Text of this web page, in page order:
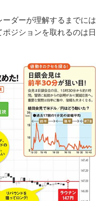
ダーが理解するまでには
ジションを取れるのは日